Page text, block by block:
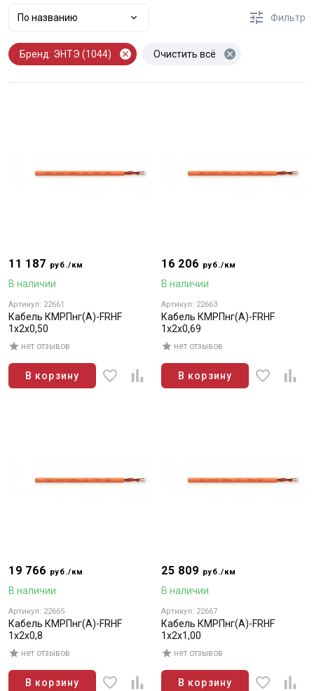
По названию Фильтр
Бренд: ЭНТЭ (1044) Очистить всё
11 187 руб./км
В наличии
Артикул: 22661
Кабель КМРПнг(А)-FRHF
1х2х0,50
нет отзывов
В корзину
16 206 руб./км
В наличии
Артикул: 22663
Кабель КМРПнг(А)-FRHF
1х2х0,69
нет отзывов
В корзину
19 766 руб./км
В наличии
Артикул: 22665
Кабель КМРПнг(А)-FRHF
1х2х0,8
нет отзывов
В корзину
25 809 руб./км
В наличии
Артикул: 22667
Кабель КМРПнг(А)-FRHF
1х2х1,00
нет отзывов
В корзину